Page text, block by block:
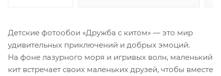
Детские фотообои «Дружба с китом» — это мир
удивительных приключений и добрых эмоций.
На фоне лазурного моря и игривых волн, маленький
кит встречает своих маленьких друзей, чтобы вместе